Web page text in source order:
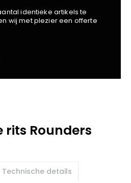
identieke artikels te
wij met plezier een offerte
rits Rounders
Technische details